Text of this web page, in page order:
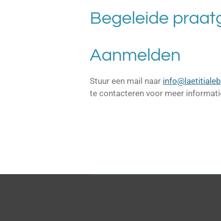
Begeleide
Aanmelden
Stuur een mail naar
te contacteren voor meer